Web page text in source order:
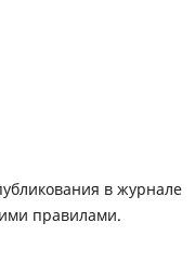
в журнале
правилами.